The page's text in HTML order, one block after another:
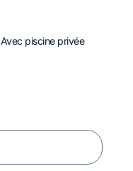
Avec piscine privée